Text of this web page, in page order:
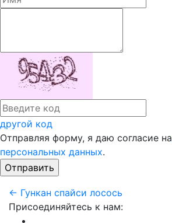
другой код
Отправляя форму, я даю согласие на
персональных данных.
← Гункан спайси лосось
Присоединяйтесь к нам: